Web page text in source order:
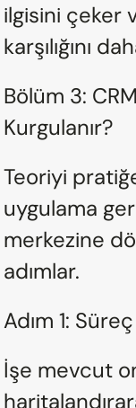
ilgisini çeker
karşılığını
Bölüm 3:
Kurgulanır?
Teoriyi
uygulama
merkezine
adımlar.
Adım 1:
İşe mevcut